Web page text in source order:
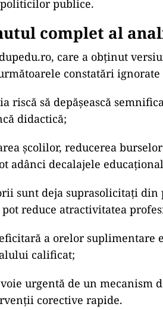
lui Daniel
a admis că a blocat
a unei versiuni în limba
în știință nu se poate
direct și necritic
justificare este pusă
către Minister, ci răspundea
politicilor publice.
complet al
constatări